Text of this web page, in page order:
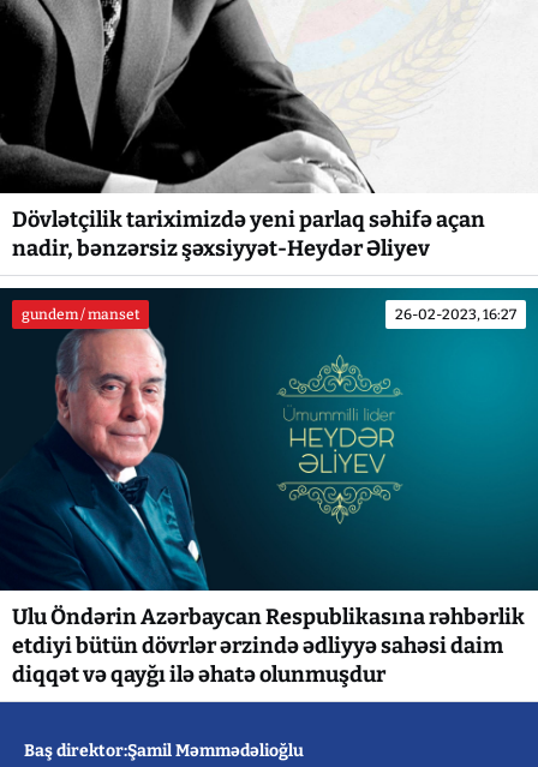
Dövlətçilik tariximizdə yeni parlaq səhifə açan
nadir, bənzərsiz şəxsiyyət-Heydər Əliyev
gundem / manset 26-02-2023, 16:27
Ulu Öndərin Azərbaycan Respublikasına rəhbərlik
etdiyi bütün dövrlər ərzində ədliyyə sahəsi daim
diqqət və qayğı ilə əhatə olunmuşdur
Baş direktor:Şamil Məmmədəlioğlu